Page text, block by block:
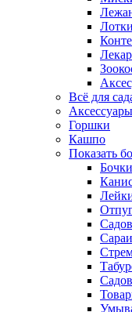
Лотки
Всё для
Аксессуары
Горшки
Кашпо
Показать
Бочки